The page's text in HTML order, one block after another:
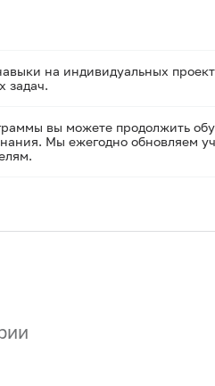
на индивидуальных
задач.
вы можете продолжить
Мы ежегодно обновляем